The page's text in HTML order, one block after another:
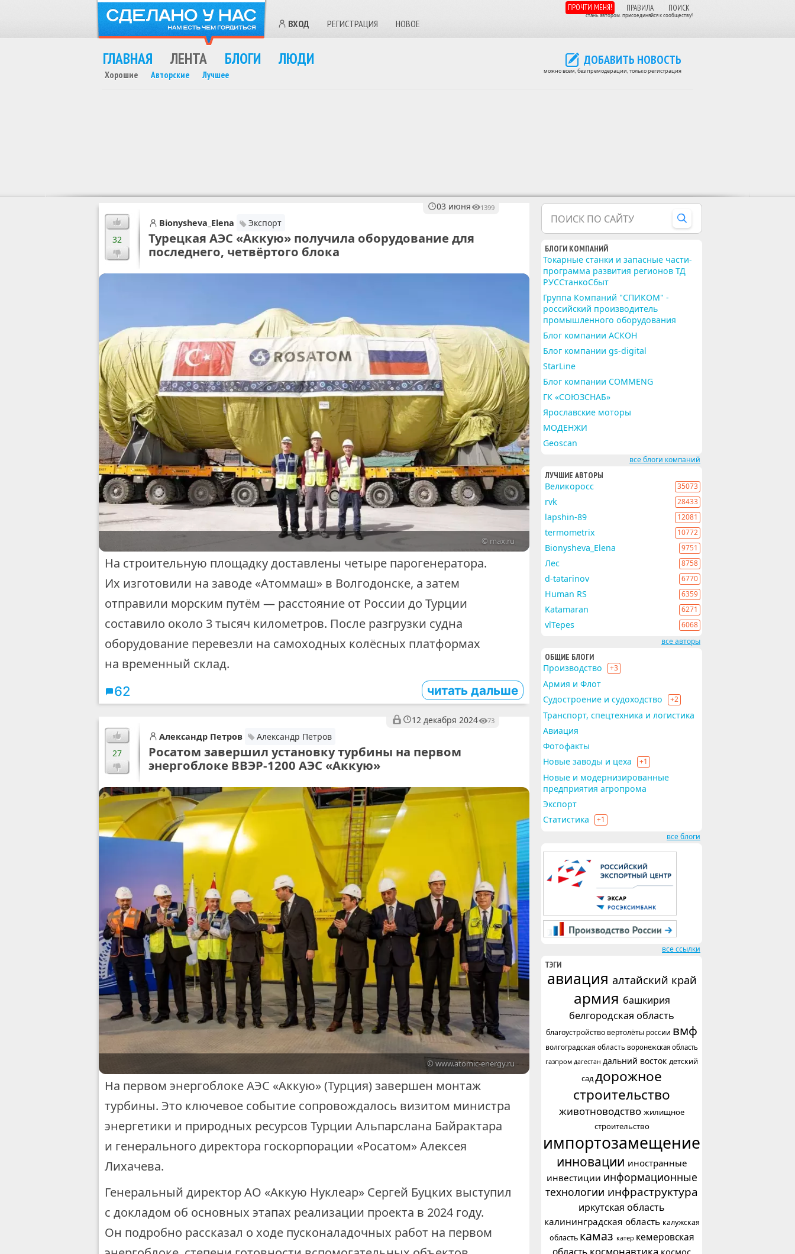
ВХОД РЕГИСТРАЦИЯ НОВОЕ
ПРОЧТИ МЕНЯ! ПРАВИЛА ПОИСК
стань автором. присоединяйся к сообществу!
ДОБАВИТЬ НОВОСТЬ
можно всем, без премодерации, только регистрация
ГЛАВНАЯ ЛЕНТА БЛОГИ ЛЮДИ
Хорошие Авторские Лучшее
03 июня 1399
32
Bionysheva_Elena Экспорт
Турецкая АЭС «Аккую» получила оборудование для
последнего, четвёртого блока
© max.ru
На строительную площадку доставлены четыре парогенератора.
Их изготовили на заводе «Атоммаш» в Волгодонске, а затем
отправили морским путём — расстояние от России до Турции
составило около 3 тысяч километров. После разгрузки судна
оборудование перевезли на самоходных колёсных платформах
на временный склад.
62 читать дальше
12 декабря 2024 73
27
Александр Петров Александр Петров
Росатом завершил установку турбины на первом
энергоблоке ВВЭР-1200 АЭС «Аккую»
© www.atomic-energy.ru
На первом энергоблоке АЭС «Аккую» (Турция) завершен монтаж
турбины. Это ключевое событие сопровождалось визитом министра
энергетики и природных ресурсов Турции Альпарслана Байрактара
и генерального директора госкорпорации «Росатом» Алексея
Лихачева.
Генеральный директор АО «Аккую Нуклеар» Сергей Буцких выступил
с докладом об основных этапах реализации проекта в 2024 году.
Он подробно рассказал о ходе пусконаладочных работ на первом
ПОИСК ПО САЙТУ
БЛОГИ КОМПАНИЙ
Токарные станки и запасные части-
программа развития регионов ТД
РУССтанкоСбыт
Группа Компаний "СПИКОМ" -
российский производитель
промышленного оборудования
Блог компании АСКОН
Блог компании gs-digital
StarLine
Блог компании COMMENG
ГК «СОЮЗСНАБ»
Ярославские моторы
МОДЕНЖИ
Geoscan
все блоги компаний
ЛУЧШИЕ АВТОРЫ
Великоросс 35073
rvk 28433
lapshin-89 12081
termometrix 10772
Bionysheva_Elena 9751
Лес 8758
d-tatarinov 6770
Human RS 6359
Katamaran 6271
vlTepes
6068
все авторы
ОБЩИЕ БЛОГИ
Производство +3
Армия и Флот
Судостроение и судоходство
+2
Транспорт, спецтехника и логистика
Авиация
Фотофакты
Новые заводы и цеха
+1
Новые и модернизированные
предприятия агропрома
Экспорт
Статистика
+1
все блоги
все ссылки
ТЭГИ
авиация алтайский край
армия башкирия
белгородская область
благоустройство вертолёты россии вмф
волгоградская область воронежская область
газпром дагестан дальний восток детский
саддорожное
строительство
животноводство жилищное
строительство
импортозамещение
инновации иностранные
инвестиции информационные
технологии инфраструктура
иркутская область
калининградская область калужская
область камаз катер кемеровская
космонавтика космос